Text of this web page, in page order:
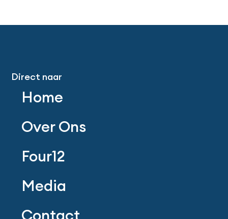
Direct naar
Home
Over Ons
Four12
Media
Contact